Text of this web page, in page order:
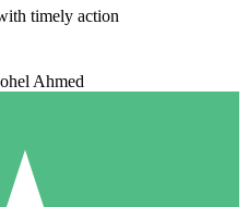
timely action
Ahmed